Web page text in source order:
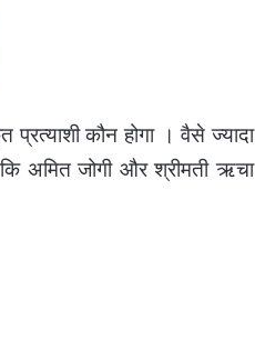
कौन होगा । वैसे ज्यादा
अमित जोगी और श्रीमती ऋचा